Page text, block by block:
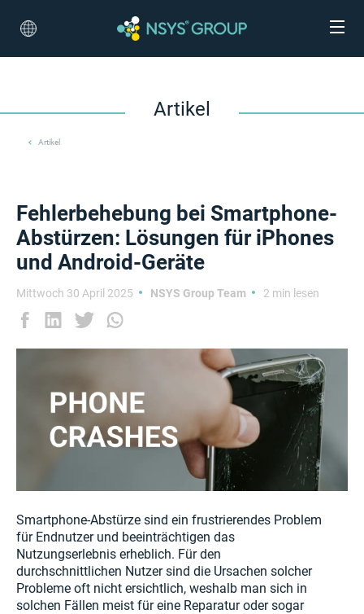
Artikel
Artikel
Fehlerbehebung bei Smartphone-
Abstürzen: Lösungen für iPhones
und Android-Geräte
Mittwoch 30 April 2025 NSYS Group Team 2 min lesen
Smartphone-Abstürze sind ein frustrierendes Problem
für Endnutzer und beeinträchtigen das
Nutzungserlebnis erheblich. Für den
durchschnittlichen Nutzer sind die Ursachen solcher
Probleme oft nicht ersichtlich, weshalb man sich in
solchen Fällen meist für eine Reparatur oder sogar